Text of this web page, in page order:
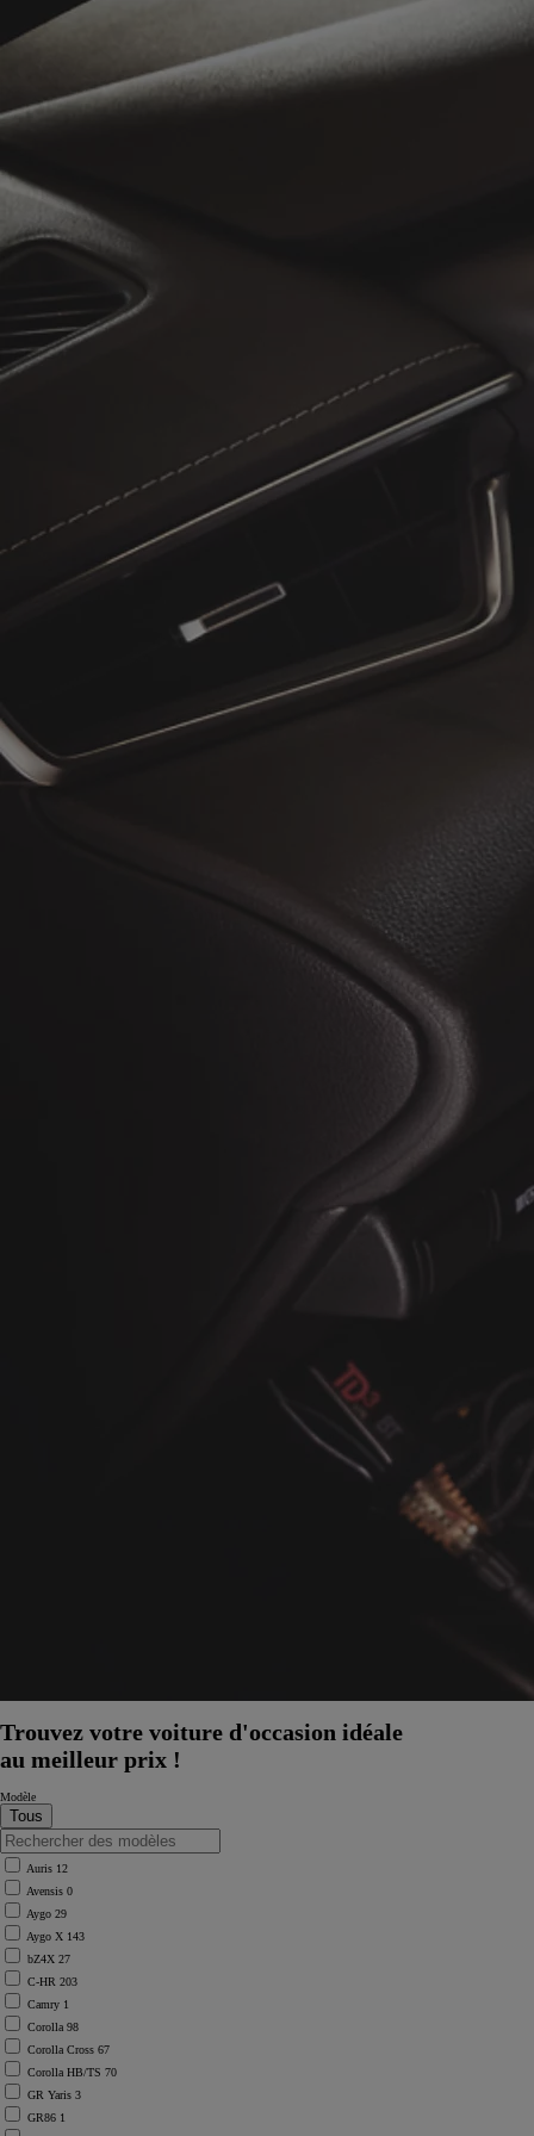
Trouvez votre voiture d'occasion idéale
au meilleur prix !
Modèle
Auris 12
Avensis 0
Aygo 29
Aygo X 143
bZ4X 27
C-HR 203
Camry 1
Corolla 98
Corolla Cross 67
Corolla HB/TS 70
GR Yaris 3
GR86 1